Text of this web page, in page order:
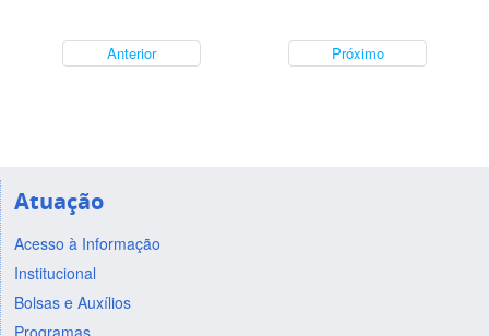
Anterior Próximo
Atuação
Acesso à Informação
Institucional
Bolsas e Auxílios
Programas